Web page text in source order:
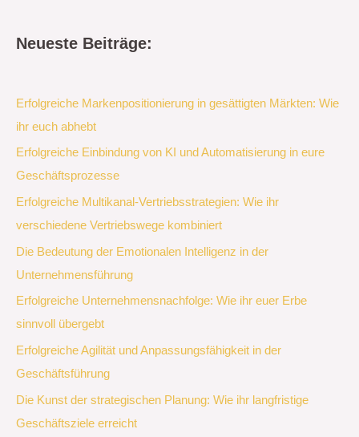
Neueste Beiträge:
Erfolgreiche Markenpositionierung in gesättigten Märkten: Wie
ihr euch abhebt
Erfolgreiche Einbindung von KI und Automatisierung in eure
Geschäftsprozesse
Erfolgreiche Multikanal-Vertriebsstrategien: Wie ihr
verschiedene Vertriebswege kombiniert
Die Bedeutung der Emotionalen Intelligenz in der
Unternehmensführung
Erfolgreiche Unternehmensnachfolge: Wie ihr euer Erbe
sinnvoll übergebt
Erfolgreiche Agilität und Anpassungsfähigkeit in der
Geschäftsführung
Die Kunst der strategischen Planung: Wie ihr langfristige
Geschäftsziele erreicht